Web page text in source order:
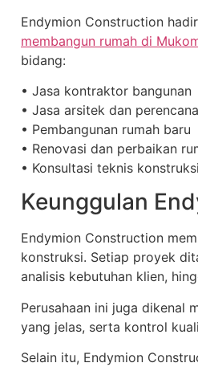
Endymion Construction
membangun rumah di
bidang:
• Jasa kontraktor bangunan
• Jasa arsitek dan
• Pembangunan rumah baru
• Renovasi dan perbaikan
• Konsultasi teknis konstruksi
Keunggulan
Endymion Construction
konstruksi. Setiap proyek
analisis kebutuhan klien,
Perusahaan ini juga dikenal
yang jelas, serta kontrol
Selain itu, Endymion